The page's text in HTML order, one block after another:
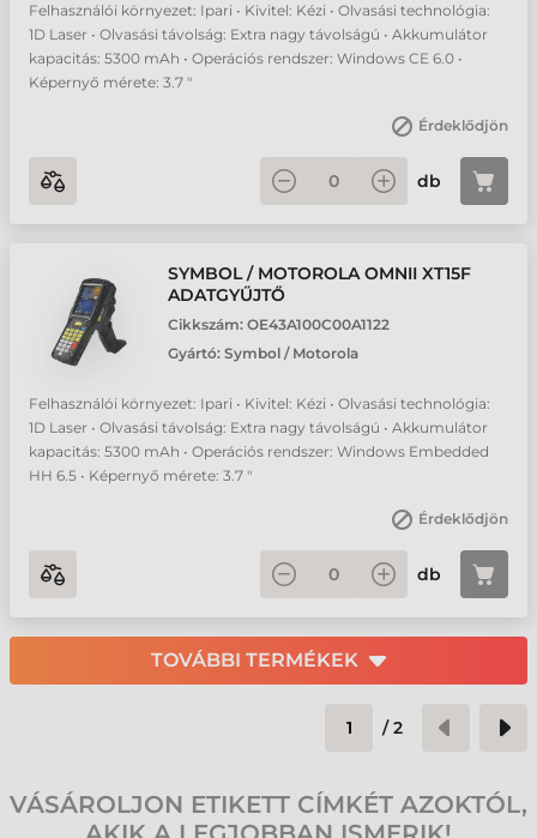
Felhasználói környezet: Ipari • Kivitel: Kézi • Olvasási technológia:
1D Laser • Olvasási távolság: Extra nagy távolságú • Akkumulátor
kapacitás: 5300 mAh • Operációs rendszer: Windows CE 6.0 •
Képernyő mérete: 3.7 "
Érdeklődjön
db
SYMBOL / MOTOROLA OMNII XT15F
ADATGYŰJTŐ
Cikkszám: OE43A100C00A1122
Gyártó: Symbol / Motorola
Felhasználói környezet: Ipari • Kivitel: Kézi • Olvasási technológia:
1D Laser • Olvasási távolság: Extra nagy távolságú • Akkumulátor
kapacitás: 5300 mAh • Operációs rendszer: Windows Embedded
HH 6.5 • Képernyő mérete: 3.7 "
Érdeklődjön
db
TOVÁBBI TERMÉKEK
/2
VÁSÁROLJON ETIKETT CÍMKÉT AZOKTÓL,